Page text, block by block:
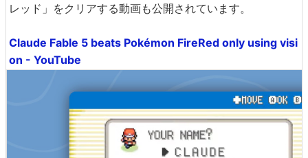
レッド」をクリアする動画も公開されています。
Claude Fable 5 beats Pokémon FireRed only using visi
on - YouTube